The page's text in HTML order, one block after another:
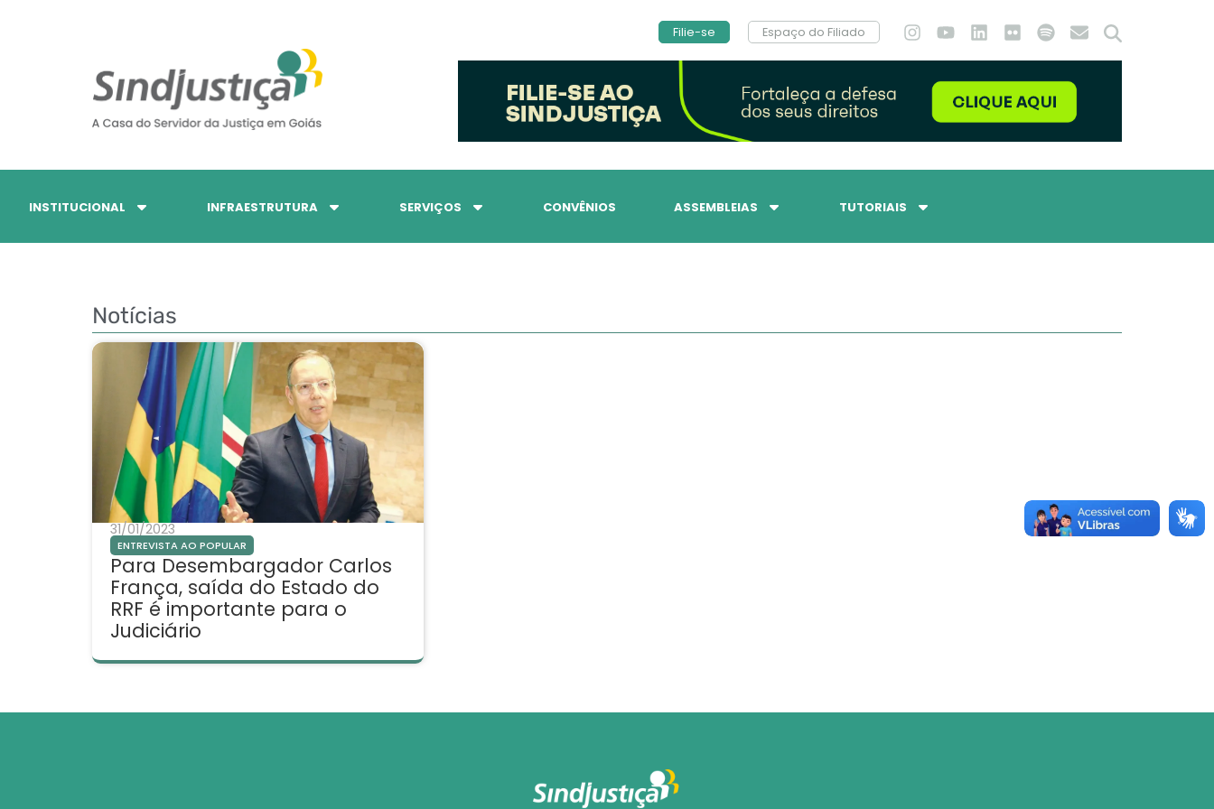
Filie-se Espaço do Filiado
INSTITUCIONAL INFRAESTRUTURA SERVIÇOS CONVÊNIOS ASSEMBLEIAS TUTORIAIS
Notícias
31/01/2023
ENTREVISTA AO POPULAR
Para Desembargador Carlos
França, saída do Estado do
RRF é importante para o
Judiciário